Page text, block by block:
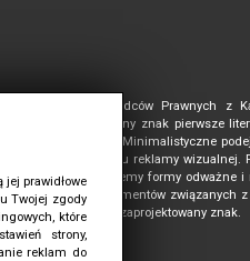
- Kancelarii Radców Prawnych z
w jeden spójny znak pierwsze
branży prawniczej. Minimalistyczne
w tej części rynku reklamy wizualnej.
Projektujemy formy odważne i
szereg elementów
był bardzo dobrze zaprojektowany znak.
prawidłowe
Twojej zgody
które
strony,
reklam do